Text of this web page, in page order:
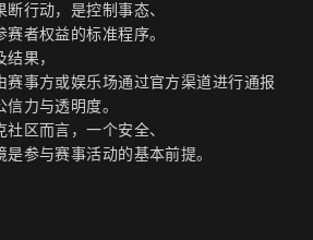
行动，是控制事态、
者权益的标准程序。
果，
赛事方或娱乐场通过官方渠道进行通报
力与透明度。
区而言，一个安全、
参与赛事活动的基本前提。